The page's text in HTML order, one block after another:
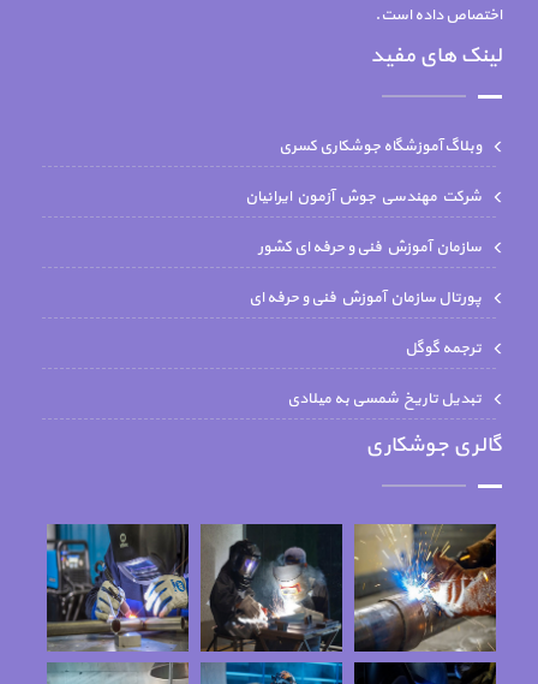
اختصاص داده است.
لینک های مفید
وبلاگ آموزشگاه جوشکاری کسری
شركت مهندسي جوش آزمون ايرانيان
سازمان آموزش فنی و حرفه ای کشور
پورتال سازمان آموزش فنی و حرفه ای
ترجمه گوگل
تبدیل تاریخ شمسی به میلادی
گالری جوشکاری